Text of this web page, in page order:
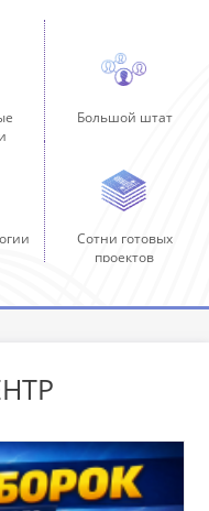
Большой штат
Сотни готовых
проектов